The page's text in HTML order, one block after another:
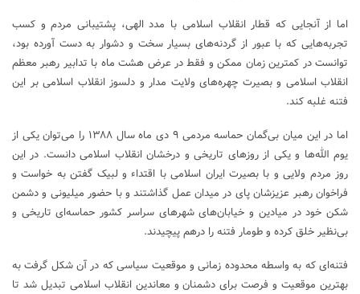
اما از آنجایی که قطار انقلاب اسلامی با مدد الهی، پشتیبانی مردم و کسب
تجربه‌هایی که با عبور از گردنه‌های بسیار سخت و دشوار به دست آورده بود،
توانست در کمترین زمان ممکن و فقط در عرض هشت ماه با تدابیر رهبر معظم
انقلاب اسلامی و بصیرت چهره‌های ولایت مدار و دلسوز انقلاب اسلامی بر این
فتنه غلبه کند.
اما در این میان بی‌گمان حماسه مردمی ۹ دی ماه سال ۱۳۸۸ را می‌توان یکی از
یوم الله‌ها و یکی از روز‌های تاریخی و درخشان انقلاب اسلامی دانست. در این
روز مردم ولایی و با بصیرت ایران اسلامی با اقتداء و لبیک گفتن به خواست و
فراخوان رهبر عزیزشان پای در میدان عمل گذاشتند و با حضور میلیونی و دشمن
شکن خود در میادین و خیابان‌های شهر‌های سراسر کشور حماسه‌ای تاریخی و
بی‌نظیر خلق کرده و طومار فتنه را درهم پیچیدند.
فتنه‌ای که به واسطه محدوده زمانی و موقعیت سیاسی که در آن شکل گرفت به
بهترین موقعیت و فرصت برای دشمنان و معاندین انقلاب اسلامی تبدیل شد تا